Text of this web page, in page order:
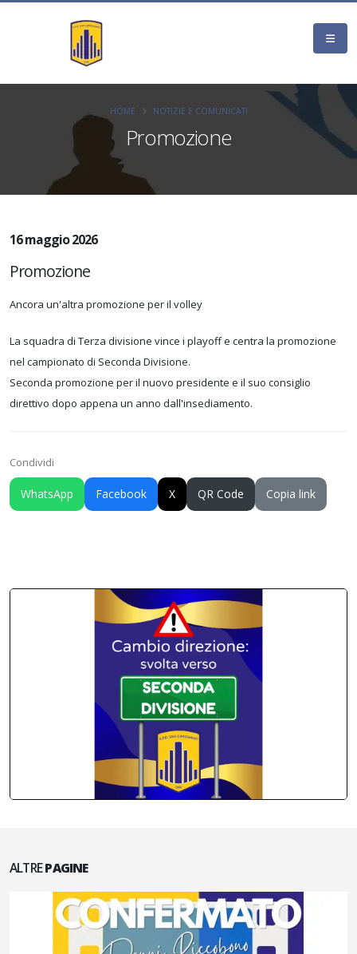
Promozione
HOME NOTIZIE E COMUNICATI
16 maggio 2026
Promozione
Ancora un'altra promozione per il volley
La squadra di Terza divisione vince i playoff e centra la promozione
nel campionato di Seconda Divisione.
Seconda promozione per il nuovo presidente e il suo consiglio
direttivo dopo appena un anno dall'insediamento.
Condividi
WhatsApp Facebook X QR Code Copia link
ALTREPAGINE